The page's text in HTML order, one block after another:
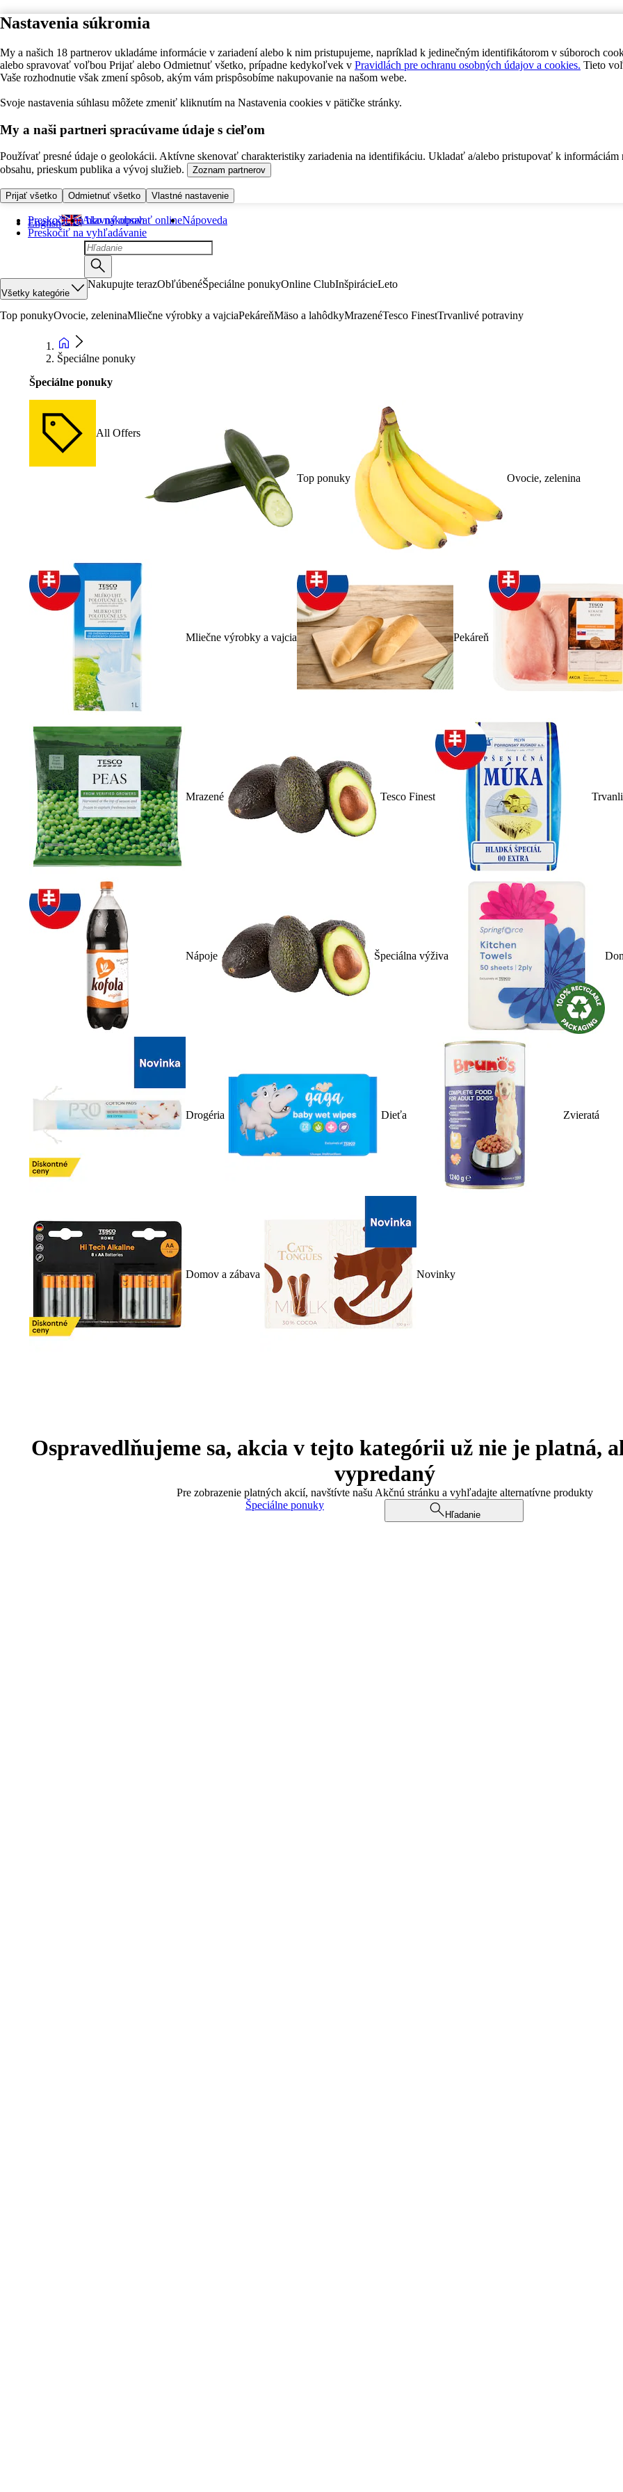
Nastavenia súkromia
My a našich 18 partnerov ukladáme informácie v zariadení alebo k nim pristupujeme, napríklad k jedinečným identifikátorom v súboroch
alebo spravovať voľbou Prijať alebo Odmietnuť všetko, prípadne kedykoľvek v Pravidlách pre ochranu osobných údajov a cookies. Tieto
Vaše rozhodnutie však zmení spôsob, akým vám prispôsobíme nakupovanie na našom webe.
Svoje nastavenia súhlasu môžete zmeniť kliknutím na Nastavenia cookies v pätičke stránky.
My a naši partneri spracúvame údaje s cieľom
Používať presné údaje o geolokácii. Aktívne skenovať charakteristiky zariadenia na identifikáciu. Ukladať a/alebo pristupovať k informáciám
obsahu, prieskum publika a vývoj služieb.
Zoznam partnerov
Prijať všetko Odmietnuť všetko Vlastné nastavenie
Preskočiť na hlavný obsah
Preskočiť na vyhľadávanie
English Ako nakupovať onlineNápoveda
Všetky kategórie
Nakupujte terazObľúbenéŠpeciálne ponukyOnline ClubInšpirácieLeto
Top ponukyOvocie, zeleninaMliečne výrobky a vajciaPekáreňMäso a lahôdkyMrazenéTesco FinestTrvanlivé potraviny
Špeciálne ponuky
Špeciálne ponuky
All Offers
Top ponuky Ovocie, zelenina
Mliečne výrobky a vajcia Pekáreň
Mrazené Tesco Finest
Nápoje Špeciálna výživa
Drogéria Dieťa Zvieratá
Domov a zábava Novinky
Ospravedlňujeme sa, akcia v tejto kategórii už nie je platná,
vypredaný
Pre zobrazenie platných akcií, navštívte našu Akčnú stránku a vyhľadajte alternatívne produkty
Špeciálne ponuky
Hľadanie